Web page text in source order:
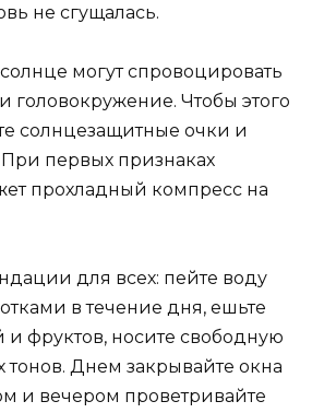
не сгущалась.
могут спровоцировать
головокружение. Чтобы этого
солнцезащитные очки и
первых признаках
прохладный компресс на
для всех: пейте воду
в течение дня, ешьте
фруктов, носите свободную
тонов. Днем закрывайте окна
и вечером проветривайте